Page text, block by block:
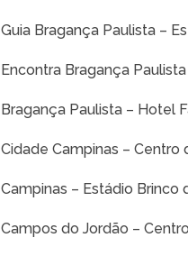
Guia Bragança Paulista –
Encontra Bragança
Bragança Paulista – Hotel
Cidade Campinas –
Campinas – Estádio Brinco
Campos do Jordão –